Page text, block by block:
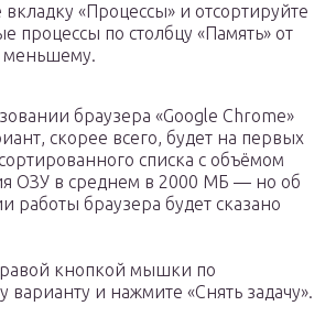
«Процессы» и отсортируйте
процессы по столбцу «Память» от
меньшему.
браузера «Google Chrome»
скорее всего, будет на первых
списка с объёмом
ОЗУ в среднем в 2000 МБ — но об
работы браузера будет сказано
кнопкой мышки по
варианту и нажмите «Снять задачу».